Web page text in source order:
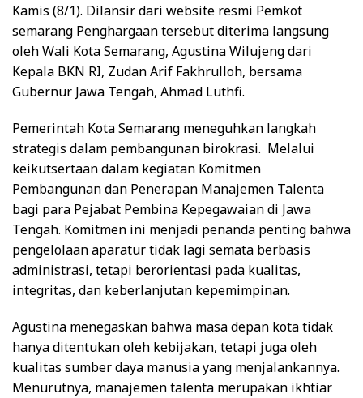
Kamis (8/1). Dilansir dari website resmi Pemkot
semarang Penghargaan tersebut diterima langsung
oleh Wali Kota Semarang, Agustina Wilujeng dari
Kepala BKN RI, Zudan Arif Fakhrulloh, bersama
Gubernur Jawa Tengah, Ahmad Luthfi.
Pemerintah Kota Semarang meneguhkan langkah
strategis dalam pembangunan birokrasi. Melalui
keikutsertaan dalam kegiatan Komitmen
Pembangunan dan Penerapan Manajemen Talenta
bagi para Pejabat Pembina Kepegawaian di Jawa
Tengah. Komitmen ini menjadi penanda penting bahwa
pengelolaan aparatur tidak lagi semata berbasis
administrasi, tetapi berorientasi pada kualitas,
integritas, dan keberlanjutan kepemimpinan.
Agustina menegaskan bahwa masa depan kota tidak
hanya ditentukan oleh kebijakan, tetapi juga oleh
kualitas sumber daya manusia yang menjalankannya.
Menurutnya, manajemen talenta merupakan ikhtiar